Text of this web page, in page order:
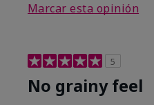
Marcar esta opinión
5
No grainy feel